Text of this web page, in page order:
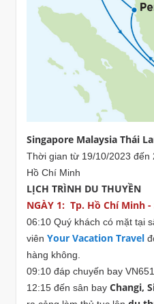
Singapore Malaysia Thái
Thời gian từ 19/10/2023
Hồ Chí Minh
LỊCH TRÌNH DU THUYỀN
NGÀY 1: Tp. Hồ Chí Minh
06:10 Quý khách có mặt tại
viên Your Vacation Travel
hàng không.
09:10 đáp chuyến bay
12:15 đến sân bay Changi,